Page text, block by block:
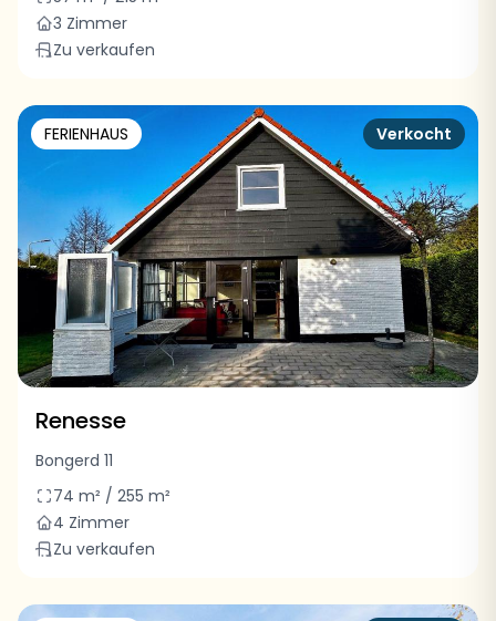
3 Zimmer
Zu verkaufen
FERIENHAUS Verkocht
Renesse
Bongerd 11
74 m² / 255 m²
4 Zimmer
Zu verkaufen